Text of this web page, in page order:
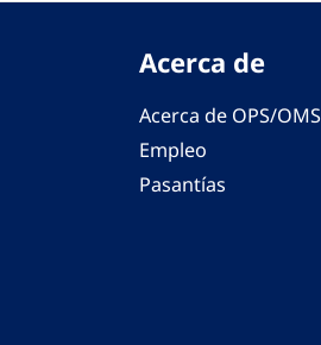
Acerca de
Acerca de OPS/OMS
Empleo
Pasantías